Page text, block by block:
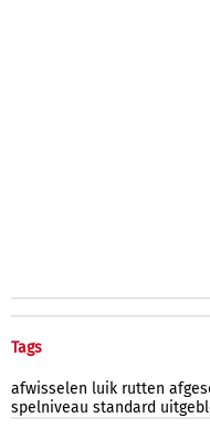
Tags
afwisselen luik rutten
spelniveau standard